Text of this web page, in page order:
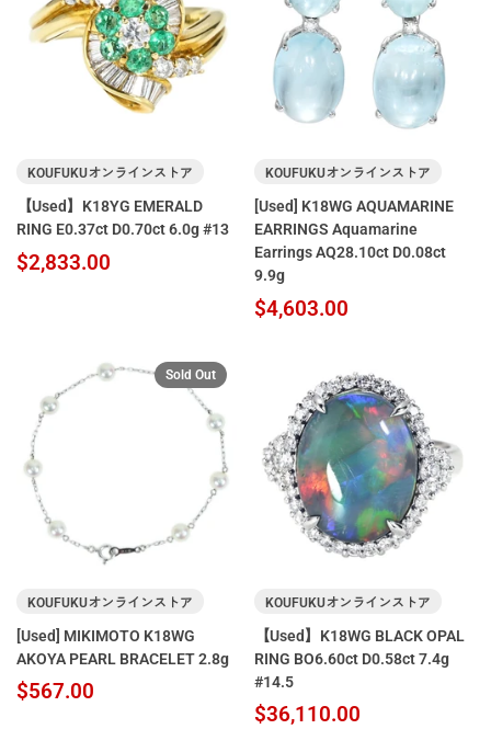
KOUFUKUオンラインストア
【Used】K18YG EMERALD
RING E0.37ct D0.70ct 6.0g #13
$2,833.00
KOUFUKUオンラインストア
[Used] K18WG AQUAMARINE
EARRINGS Aquamarine
Earrings AQ28.10ct D0.08ct
9.9g
$4,603.00
KOUFUKUオンラインストア
[Used] MIKIMOTO K18WG
AKOYA PEARL BRACELET 2.8g
$567.00
Sold Out
KOUFUKUオンラインストア
【Used】K18WG BLACK OPAL
RING BO6.60ct D0.58ct 7.4g
#14.5
$36,110.00